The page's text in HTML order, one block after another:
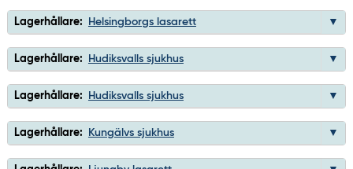
Lagerhållare: Helsingborgs lasarett
Lagerhållare: Hudiksvalls sjukhus
Lagerhållare: Hudiksvalls sjukhus
Lagerhållare: Kungälvs sjukhus